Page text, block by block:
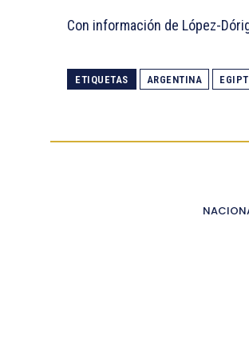
Con información de López-
ETIQUETAS ARGENTINA